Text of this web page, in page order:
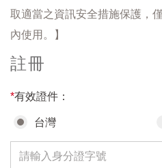
取適當之資訊安全措施保護，
內使用。】
註冊
*有效證件：
台灣